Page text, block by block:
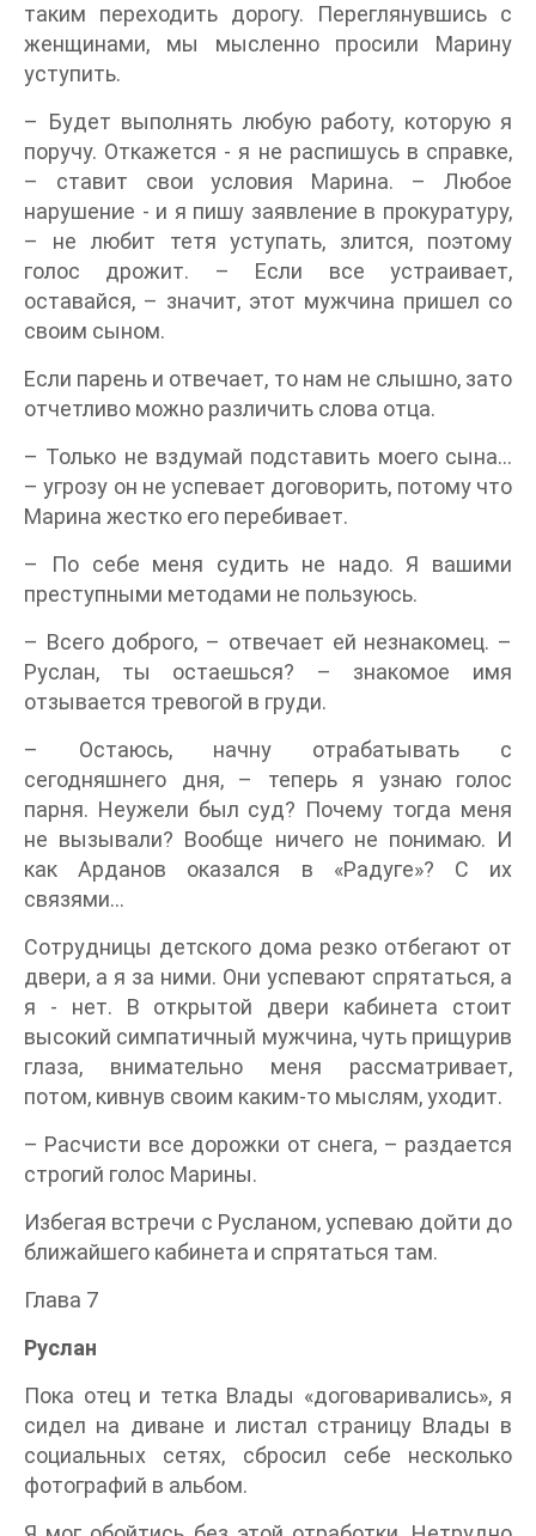
таким переходить дорогу. Переглянувшись с
женщинами, мы мысленно просили Марину
уступить.
– Будет выполнять любую работу, которую я
поручу. Откажется - я не распишусь в справке,
– ставит свои условия Марина. – Любое
нарушение - и я пишу заявление в прокуратуру,
– не любит тетя уступать, злится, поэтому
голос дрожит. – Если все устраивает,
оставайся, – значит, этот мужчина пришел со
своим сыном.
Если парень и отвечает, то нам не слышно, зато
отчетливо можно различить слова отца.
– Только не вздумай подставить моего сына...
– угрозу он не успевает договорить, потому что
Марина жестко его перебивает.
– По себе меня судить не надо. Я вашими
преступными методами не пользуюсь.
– Всего доброго, – отвечает ей незнакомец. –
Руслан, ты остаешься? – знакомое имя
отзывается тревогой в груди.
– Остаюсь, начну отрабатывать с
сегодняшнего дня, – теперь я узнаю голос
парня. Неужели был суд? Почему тогда меня
не вызывали? Вообще ничего не понимаю. И
как Арданов оказался в «Радуге»? С их
связями...
Сотрудницы детского дома резко отбегают от
двери, а я за ними. Они успевают спрятаться, а
я - нет. В открытой двери кабинета стоит
высокий симпатичный мужчина, чуть прищурив
глаза, внимательно меня рассматривает,
потом, кивнув своим каким-то мыслям, уходит.
– Расчисти все дорожки от снега, – раздается
строгий голос Марины.
Избегая встречи с Русланом, успеваю дойти до
ближайшего кабинета и спрятаться там.
Глава 7
Руслан
Пока отец и тетка Влады «договаривались», я
сидел на диване и листал страницу Влады в
социальных сетях, сбросил себе несколько
фотографий в альбом.